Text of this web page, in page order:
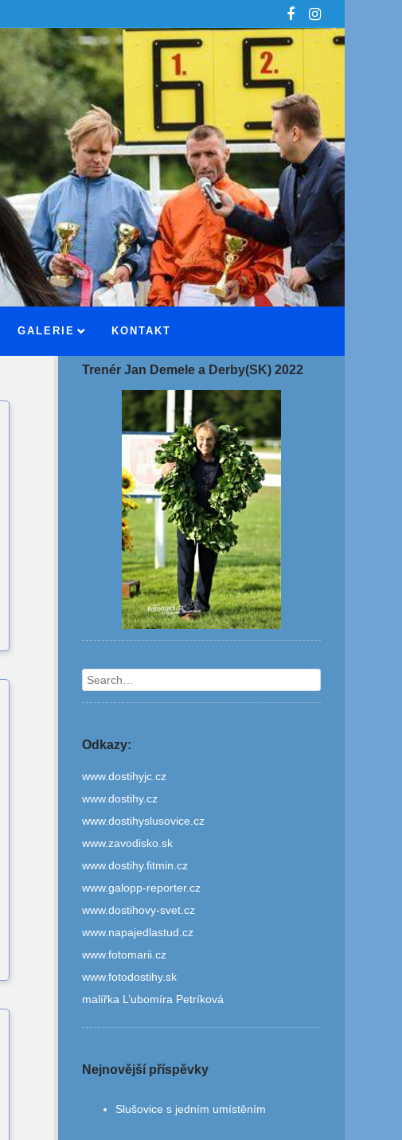
GALERIE KONTAKT
Trenér Jan Demele a Derby(SK) 2022
Search
Odkazy:
www.dostihyjc.cz
www.dostihy.cz
www.dostihyslusovice.cz
www.zavodisko.sk
www.dostihy.fitmin.cz
www.galopp-reporter.cz
www.dostihovy-svet.cz
www.napajedlastud.cz
www.fotomarii.cz
www.fotodostihy.sk
malířka L’ubomíra Petríková
Nejnovější příspěvky
Slušovice s jedním umístěním